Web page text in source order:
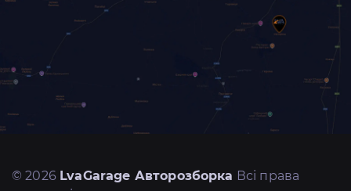
© 2026 LvaGarage Авторозборка Всі права